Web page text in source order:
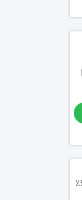
الهيدروجين الأخضر مع نقاء 99.9995٪